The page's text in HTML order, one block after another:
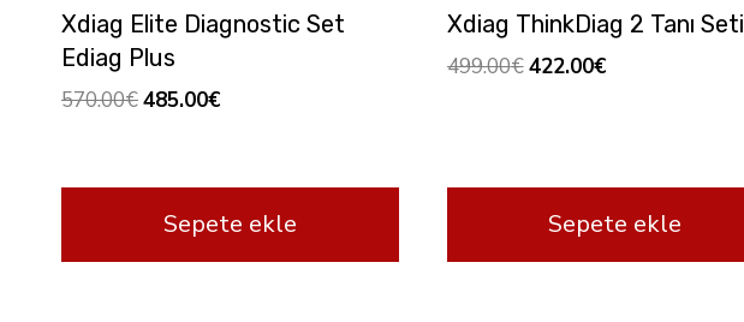
Xdiag Elite Diagnostic Set
Ediag Plus
570.00€Orijinal
485.00€Şu
485.00€.
Sepete ekle
Xdiag ThinkDiag 2 Tanı Seti
499.00€Orijinal
422.00€Şu
Sepete ekle